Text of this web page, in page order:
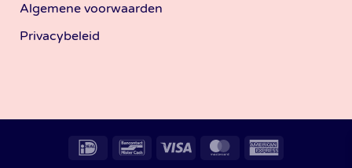
Algemene voorwaarden
Privacybeleid
IDeal BancontactVisa MasterCard